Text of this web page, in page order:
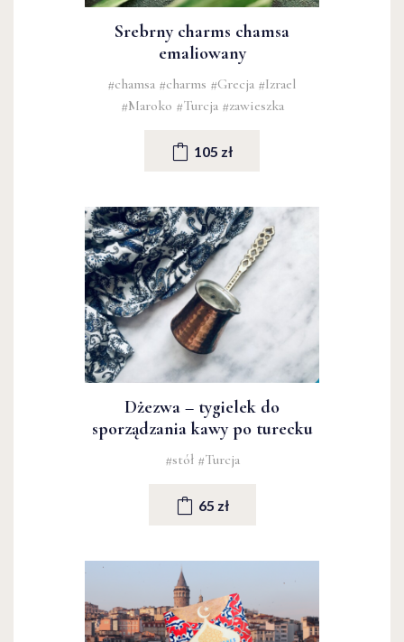
Srebrny charms chamsa
emaliowany
#chamsa #charms #Grecja #Izrael
#Maroko #Turcja #zawieszka
105 zł
Dżezwa – tygielek do
sporządzania kawy po turecku
#stół #Turcja
65 zł